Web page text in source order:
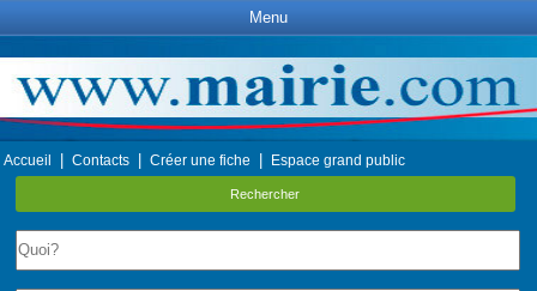
Menu
Accueil Contacts Créer une fiche Espace grand public
Rechercher